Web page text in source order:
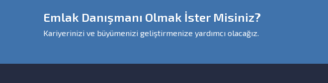
Emlak Danışmanı Olmak İster Misiniz?
Kariyerinizi ve büyümenizi geliştirmenize yardımcı olacağız.